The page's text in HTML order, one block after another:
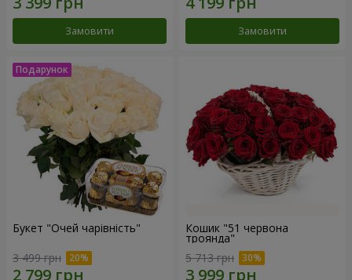
Замовити Замовити
Букет "Очей чарівність"
3 499 грн
Кошик "51 червона
троянда"
5 713 грн